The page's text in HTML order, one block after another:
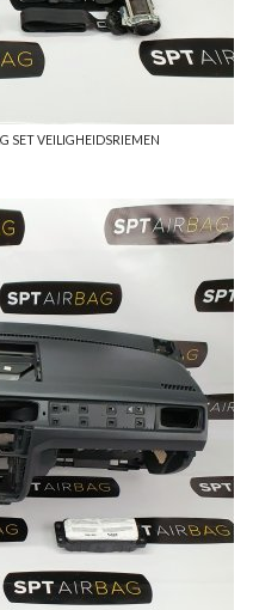
SET VEILIGHEIDSRIEMEN